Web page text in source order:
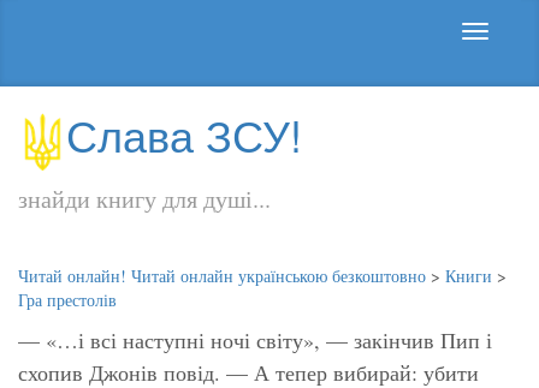
Слава ЗСУ!
знайди книгу для душі...
Читай онлайн! Читай онлайн українською безкоштовно > Книги >
Гра престолів
— «…і всі наступні ночі світу», — закінчив Пип і
схопив Джонів повід. — А тепер вибирай: убити